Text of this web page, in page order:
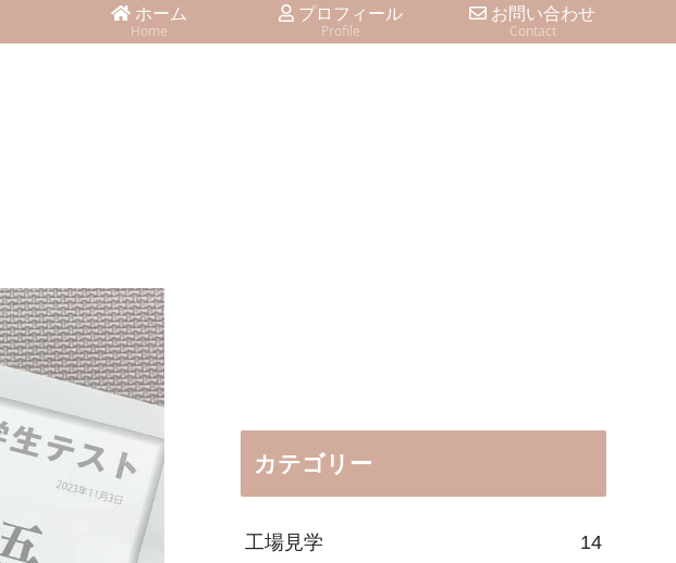
ホーム
Home
プロフィール
Profile
お問い合わせ
Contact
カテゴリー
工場見学 14